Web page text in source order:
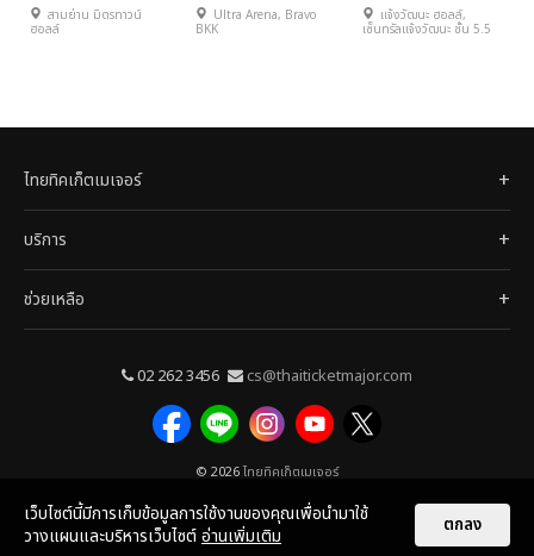
สามย่าน มิตรทาวน์
ฮอลล์
Ultra Arena, Bravo
BKK
แจ้งวัฒนะ ฮอลล์,
เซ็นทรัลแจ้งวัฒนะ ชั้น 5.5
ไทยทิคเก็ตเมเจอร์
บริการ
ช่วยเหลือ
02 262 3456 cs@thaiticketmajor.com
© 2026ไทยทิคเก็ตเมเจอร์
เว็บไซต์นี้มีการเก็บข้อมูลการใช้งานของคุณเพื่อนำมาใช้
วางแผนและบริหารเว็บไซต์อ่านเพิ่มเติม ตกลง